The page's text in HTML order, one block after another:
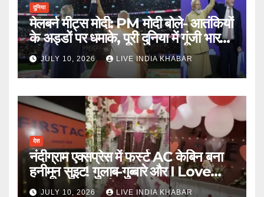
दुनिया
मेलबर्न मीट्स मोदी: PM मोदी बोले- आतंकियों
के अड्डों पर धमाके, पूरी दुनिया में गूंजी भारत
की ताकत
JULY 10, 2026 LIVE INDIA KHABAR
देश
नंदीग्राम एक्सप्रेस में फर्स्ट AC केबिन बना
हनीमून सुइट! गुलाब-गुब्बारे और I Love
You, TTE सस्पेंड
JULY 10, 2026 LIVE INDIA KHABAR